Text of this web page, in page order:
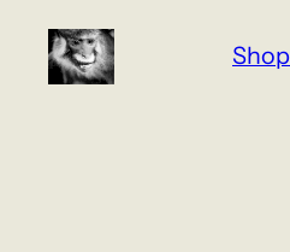
Aller
contenu
Shop